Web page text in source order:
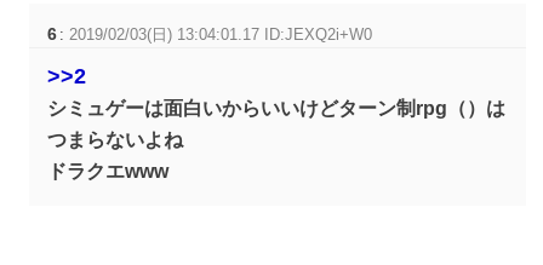
6 : 2019/02/03(日) 13:04:01.17 ID:JEXQ2i+W0
>>2
シミュゲーは面白いからいいけどターン制rpg（）は
つまらないよね
ドラクエwww